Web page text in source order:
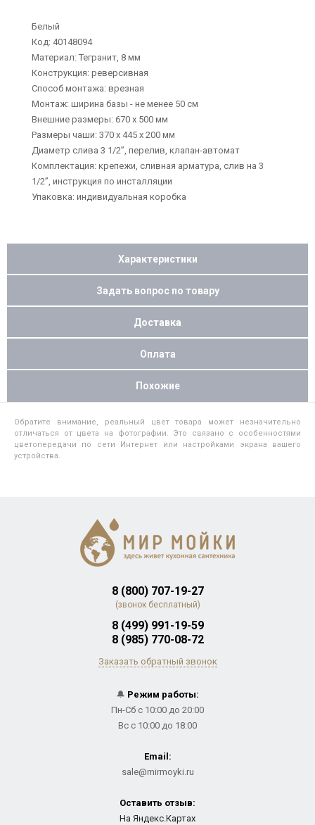
Белый
Код: 40148094
Материал: Тегранит, 8 мм
Конструкция: реверсивная
Способ монтажа: врезная
Монтаж: ширина базы - не менее 50 см
Внешние размеры: 670 х 500 мм
Размеры чаши: 370 х 445 х 200 мм
Диаметр слива 3 1/2”, перелив, клапан-автомат
Комплектация: крепежи, сливная арматура, слив на 3
1/2”, инструкция по инсталляции
Упаковка: индивидуальная коробка
Характеристики
Задать вопрос по товару
Доставка
Оплата
Похожие
Обратите внимание, реальный цвет товара может незначительно
отличаться от цвета на фотографии. Это связано с особенностями
цветопередачи по сети Интернет или настройками экрана вашего
устройства.
8 (800) 707-19-27
(звонок бесплатный)
8 (499) 991-19-59
8 (985) 770-08-72
Заказать обратный звонок
🔔 Режим работы:
Пн-Сб с 10:00 до 20:00
Вс с 10:00 до 18:00
Email:
sale@mirmoyki.ru
Оставить отзыв:
На Яндекс.Картах